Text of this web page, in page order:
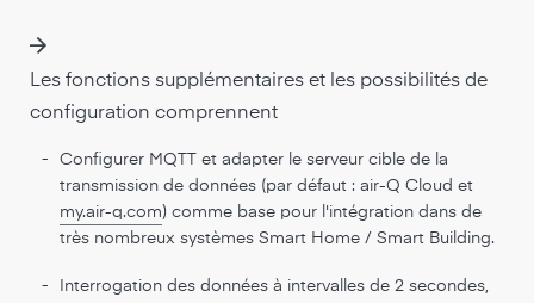
Les fonctions supplémentaires et les possibilités de
configuration comprennent
-
Configurer MQTT et adapter le serveur cible de la
transmission de données (par défaut : air-Q Cloud et
my.air-q.com) comme base pour l'intégration dans de
très nombreux systèmes Smart Home / Smart Building.
-
Interrogation des données à intervalles de 2 secondes,